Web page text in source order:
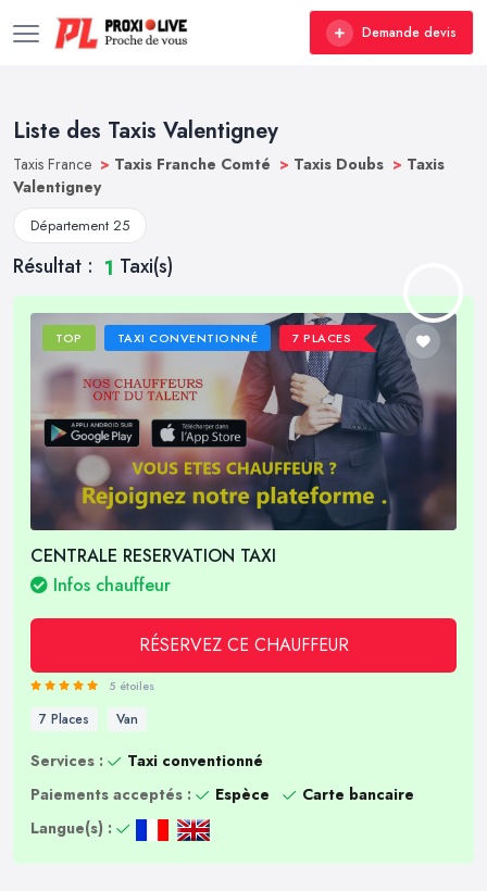
Demande devis
Liste des Taxis Valentigney
Taxis France > Taxis Franche Comté > Taxis Doubs > Taxis
Valentigney
Département 25
Résultat : 1 Taxi(s)
TOP TAXI CONVENTIONNÉ 7 PLACES
CENTRALE RESERVATION TAXI
Infos chauffeur
RÉSERVEZ CE CHAUFFEUR
5 étoiles
7 Places Van
Services :
Taxi conventionné
Paiements acceptés :
Espèce
Carte bancaire
Langue(s) :